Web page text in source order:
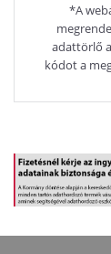
*A
adattörlő
kódot a